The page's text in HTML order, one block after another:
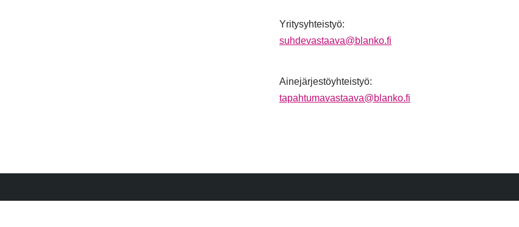
Yritysyhteistyö:
suhdevastaava@blanko.fi
Ainejärjestöyhteistyö:
tapahtumavastaava@blanko.fi